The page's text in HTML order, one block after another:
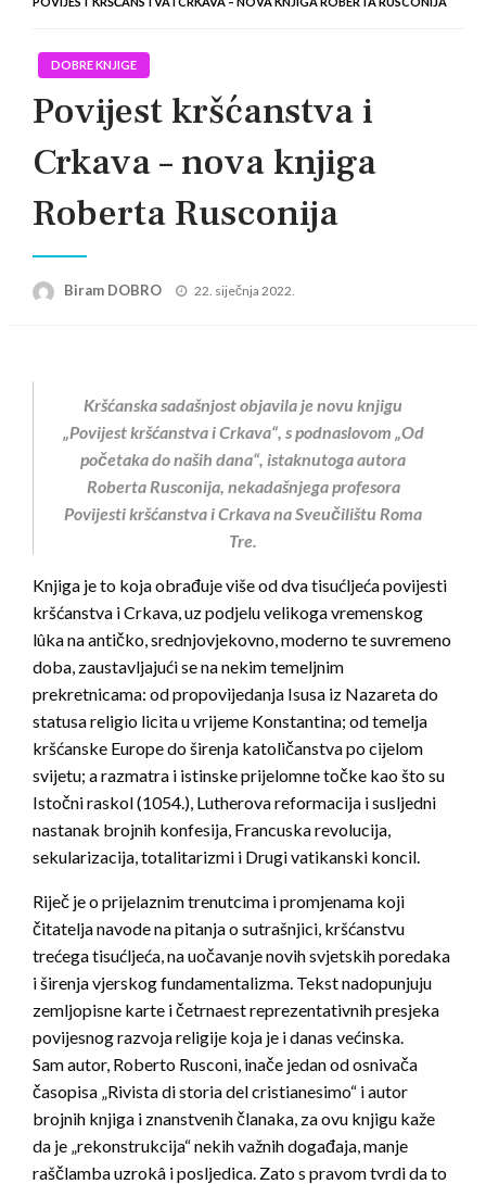
DOBRE KNJIGE
Povijest kršćanstva i
Crkava – nova knjiga
Roberta Rusconija
Biram DOBRO
Posted
22. siječnja 2022.
Kršćanska sadašnjost objavila je novu knjigu
„Povijest kršćanstva i Crkava“, s podnaslovom „Od
početaka do naših dana“, istaknutoga autora
Roberta Rusconija, nekadašnjega profesora
Povijesti kršćanstva i Crkava na Sveučilištu Roma
Tre.
Knjiga je to koja obrađuje više od dva tisućljeća povijesti
kršćanstva i Crkava, uz podjelu velikoga vremenskog
lûka na antičko, srednjovjekovno, moderno te suvremeno
doba, zaustavljajući se na nekim temeljnim
prekretnicama: od propovijedanja Isusa iz Nazareta do
statusa religio licita u vrijeme Konstantina; od temelja
kršćanske Europe do širenja katoličanstva po cijelom
svijetu; a razmatra i istinske prijelomne točke kao što su
Istočni raskol (1054.), Lutherova reformacija i susljedni
nastanak brojnih konfesija, Francuska revolucija,
sekularizacija, totalitarizmi i Drugi vatikanski koncil.
Riječ je o prijelaznim trenutcima i promjenama koji
čitatelja navode na pitanja o sutrašnjici, kršćanstvu
trećega tisućljeća, na uočavanje novih svjetskih poredaka
i širenja vjerskog fundamentalizma. Tekst nadopunjuju
zemljopisne karte i četrnaest reprezentativnih presjeka
povijesnog razvoja religije koja je i danas većinska.
Sam autor, Roberto Rusconi, inače jedan od osnivača
časopisa „Rivista di storia del cristianesimo“ i autor
brojnih knjiga i znanstvenih članaka, za ovu knjigu kaže
da je „rekonstrukcija“ nekih važnih događaja, manje
raščlamba uzrokâ i posljedica. Zato s pravom tvrdi da to